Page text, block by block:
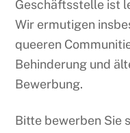
Geschäftsstelle ist
Wir ermutigen
queeren
Behinderung und
Bewerbung.
Bitte bewerben Sie